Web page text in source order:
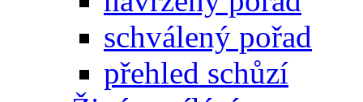
schválený pořad
přehled schůzí